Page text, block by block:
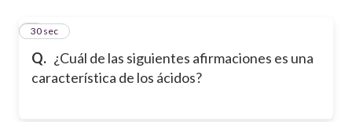
Q. ¿Cuál de las siguientes afirmaciones es una
característica de los ácidos?
1
30 sec